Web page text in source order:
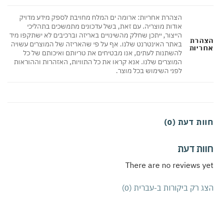
הצהרת אחריות: ארומה ים המלח מחויבת לספק מידע מדויק
אודות מוצריה. עם זאת, בשל עדכונים מתמשכים בתהליכי
הייצור, ייתכן שחלק מהשינויים באריזה וברכיבים לא ישתקפו מיד
באתר האינטרנט שלנו. אף על פי שהאריזה של המוצרים עשויה
להשתנות לעתים, אנו מבטיחים את טריותם ואיכותם של כל
המוצרים שלנו. אנא קראו את כל התוויות, האזהרות וההוראות
לפני השימוש בכל מוצר.
דעת (0)
דעת
There are no reviews
רק ביקורות ב-עברית (0)